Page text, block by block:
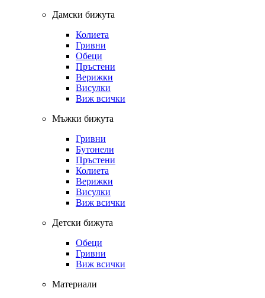
Дамски бижута
Колиета
Гривни
Обеци
Пръстени
Верижки
Висулки
Виж всички
Мъжки бижута
Гривни
Бутонели
Пръстени
Колиета
Верижки
Висулки
Виж всички
Детски бижута
Обеци
Гривни
Виж всички
Материали